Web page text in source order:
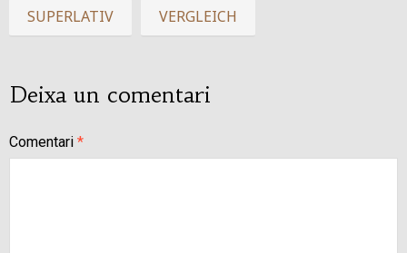
SUPERLATIV VERGLEICH
Deixa un comentari
Comentari *